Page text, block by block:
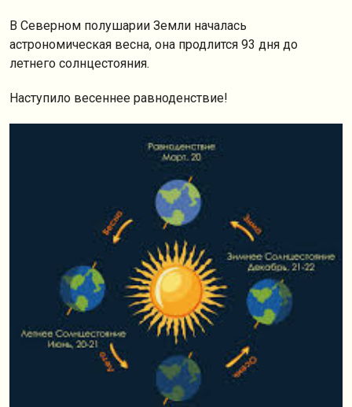
В Северном полушарии Земли началась
астрономическая весна, она продлится 93 дня до
летнего солнцестояния.
Наступило весеннее равноденствие!